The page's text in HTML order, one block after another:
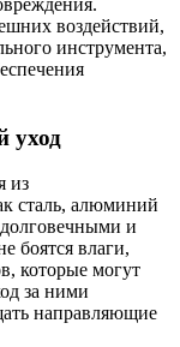
воздействий,
инструмента,
уход
из
сталь, алюминий
и
боятся влаги,
которые могут
за ними
направляющие